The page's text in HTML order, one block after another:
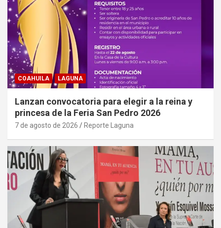
COAHUILA LAGUNA
Lanzan convocatoria para elegir a la reina y
princesa de la Feria San Pedro 2026
7 de agosto de 2026 Reporte Laguna